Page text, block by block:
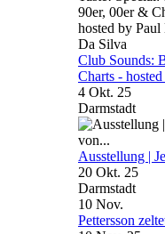
Club Sounds:
Charts -
4 Okt. 25
Darmstadt
Ausstellung |
20 Okt. 25
Darmstadt
10 Nov.
Pettersson